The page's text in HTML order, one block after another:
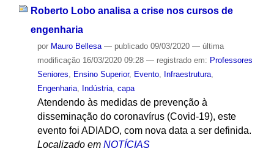
Roberto Lobo analisa a crise nos cursos de
engenharia
por Mauro Bellesa — publicado09/03/2020 — última
modificação16/03/2020 09:28 — registrado em: Professores
Seniores, Ensino Superior, Evento, Infraestrutura,
Engenharia, Indústria, capa
Atendendo às medidas de prevenção à
disseminação do coronavírus (Covid-19), este
evento foi ADIADO, com nova data a ser definida.
Localizado em NOTÍCIAS